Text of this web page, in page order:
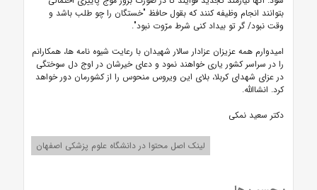
بتوانند انجام وظیفه کنند که بقول حافظ "خستگان را چو طلب باشد و
وقت نبود/ گر تو بیداد کنی شرط مرّوت نبود".
امیدوارم همه عزیزان عزادار سالار شهیدان با رعایت شیوه نامه ها، همکارانم
را در سراسر کشور یاری خواهند نمود و دعای خیرشان در اوج دل سوختگی
در عزای شهدای کربلا، بلای این ویروس منحوس را از کشورمان دور خواهد
کرد. انشاالله.
دکتر سعید نمکی
لینک اصل محتوا در دانشگاه علوم پزشکی اصفهان